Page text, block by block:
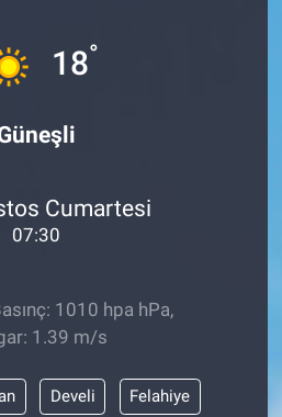
18°
Cumartesi
07:30
1010 hpa hPa,
1.39 m/s
Develi Felahiye